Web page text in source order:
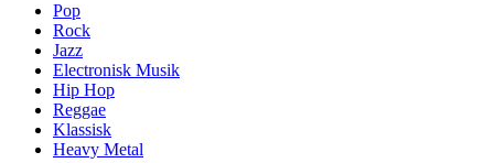
Pop
Rock
Jazz
Electronisk Musik
Hip Hop
Reggae
Klassisk
Heavy Metal